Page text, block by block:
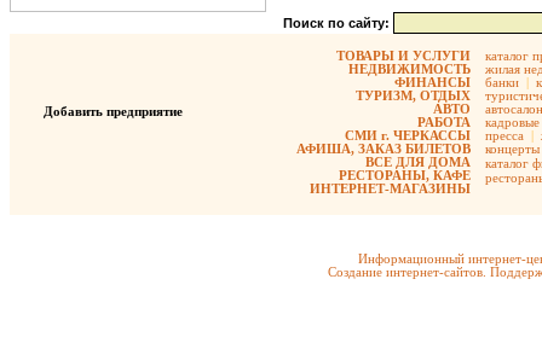
Поиск по сайту:
Добавить предприятие
ТОВАРЫ И УСЛУГИ
НЕДВИЖИМОСТЬ
ФИНАНСЫ
ТУРИЗМ, ОТДЫХ
АВТО
РАБОТА
СМИ г. ЧЕРКАССЫ
АФИША, ЗАКАЗ БИЛЕТОВ
ВСЕ ДЛЯ ДОМА
РЕСТОРАНЫ, КАФЕ
ИНТЕРНЕТ-МАГАЗИНЫ
каталог
жилая
банки |
кадровые
пресса |
концерты
каталог
Информационный интернет-
Создание интернет-сайтов.